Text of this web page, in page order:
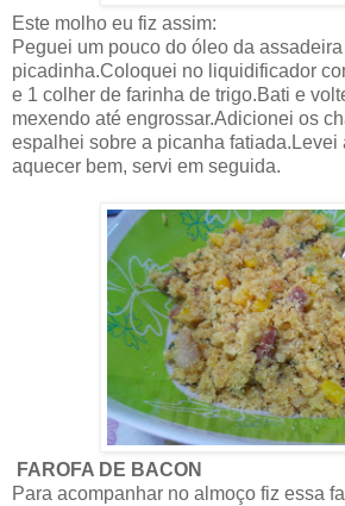
Este molho eu fiz assim:
Peguei um pouco do óleo da
picadinha.Coloquei no liquidificador
e 1 colher de farinha de trigo.Bati e
mexendo até engrossar.Adicionei os
espalhei sobre a picanha fatiada.Levei
aquecer bem, servi em seguida.
FAROFA DE BACON
Para acompanhar no almoço fiz essa